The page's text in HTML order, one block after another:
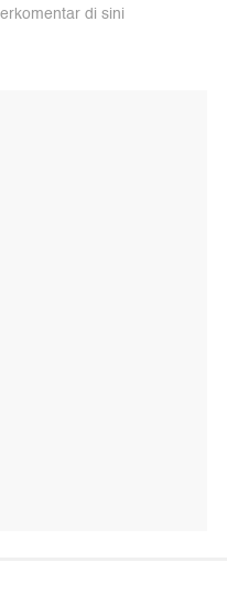
di sini